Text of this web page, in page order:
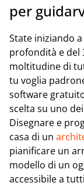
per
State iniziando
profondità e del
moltitudine di
tu voglia
software
scelta su uno
Disegnare e
casa di un
pianificare un
modello di un
accessibile a